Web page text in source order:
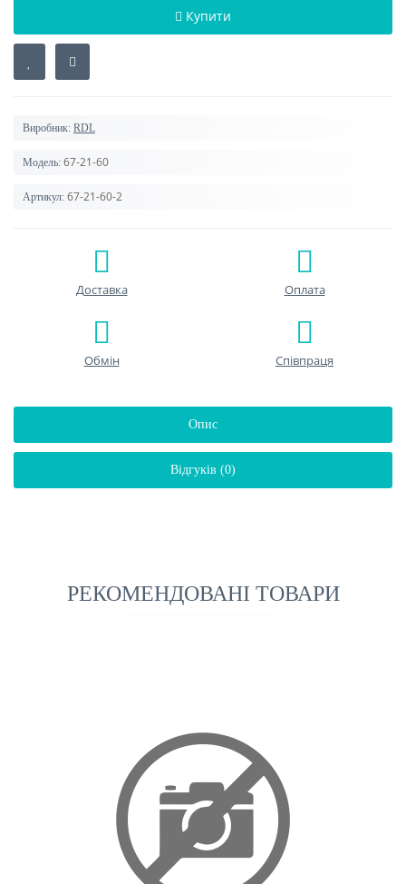
Купити
Виробник: RDL
Модель: 67-21-60
Артикул: 67-21-60-2
Доставка Оплата
Обмін Співпраця
Опис
Відгуків (0)
РЕКОМЕНДОВАНІ ТОВАРИ